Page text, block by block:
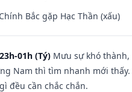
Bắc gặp Hạc Thần (xấu)
01h (Tý) Mưu sự khó
Nam thì tìm nhanh mới
đều cần chắc chắn.